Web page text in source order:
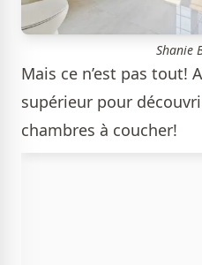
Shanie
Mais ce n’est pas tout!
supérieur pour
chambres à coucher!